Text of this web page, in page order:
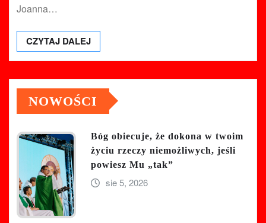
Joanna…
CZYTAJ DALEJ
NOWOŚCI
Bóg obiecuje, że dokona w twoim
życiu rzeczy niemożliwych, jeśli
powiesz Mu „tak”
sie 5, 2026